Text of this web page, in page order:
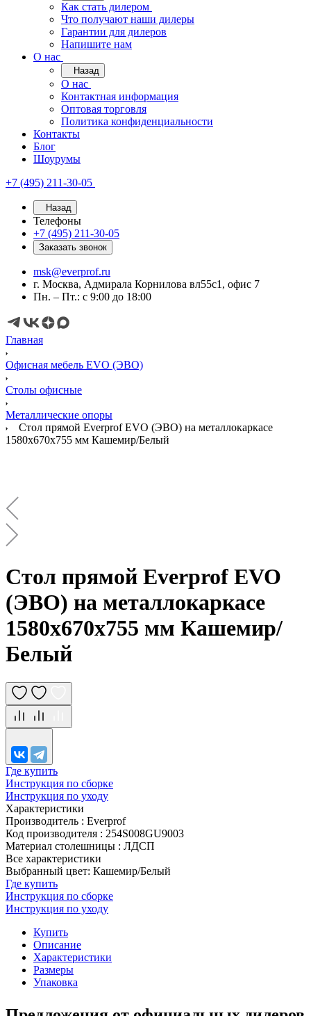
Как стать дилером
Что получают наши дилеры
Гарантии для дилеров
Напишите нам
О нас
Назад
О нас
Контактная информация
Оптовая торговля
Политика конфиденциальности
Контакты
Блог
Шоурумы
+7 (495) 211-30-05
Назад
Телефоны
+7 (495) 211-30-05
Заказать звонок
msk@everprof.ru
г. Москва, Адмирала Корнилова вл55с1, офис 7
Пн. – Пт.: с 9:00 до 18:00
Главная
Офисная мебель EVO (ЭВО)
Cтолы офисные
Металлические опоры
Стол прямой Everprof EVO (ЭВО) на металлокаркасе
1580х670х755 мм Кашемир/Белый
Стол прямой Everprof EVO
(ЭВО) на металлокаркасе
1580х670х755 мм Кашемир/
Белый
Где купить
Инструкция по сборке
Инструкция по уходу
Характеристики
Производитель : Everprof
Код производителя : 254S008GU9003
Материал столешницы : ЛДСП
Все характеристики
Выбранный цвет: Кашемир/Белый
Где купить
Инструкция по сборке
Инструкция по уходу
Купить
Описание
Характеристики
Размеры
Упаковка